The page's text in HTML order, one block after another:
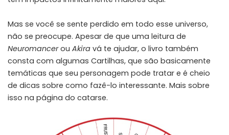
Mas se você se sente perdido em todo esse universo,
não se preocupe. Apesar de que uma leitura de
Neuromancerou Akira vá te ajudar, o livro também
consta com algumas Cartilhas, que são basicamente
temáticas que seu personagem pode tratar e é cheio
de dicas sobre como fazê-lo interessante. Mais sobre
isso na página do catarse.